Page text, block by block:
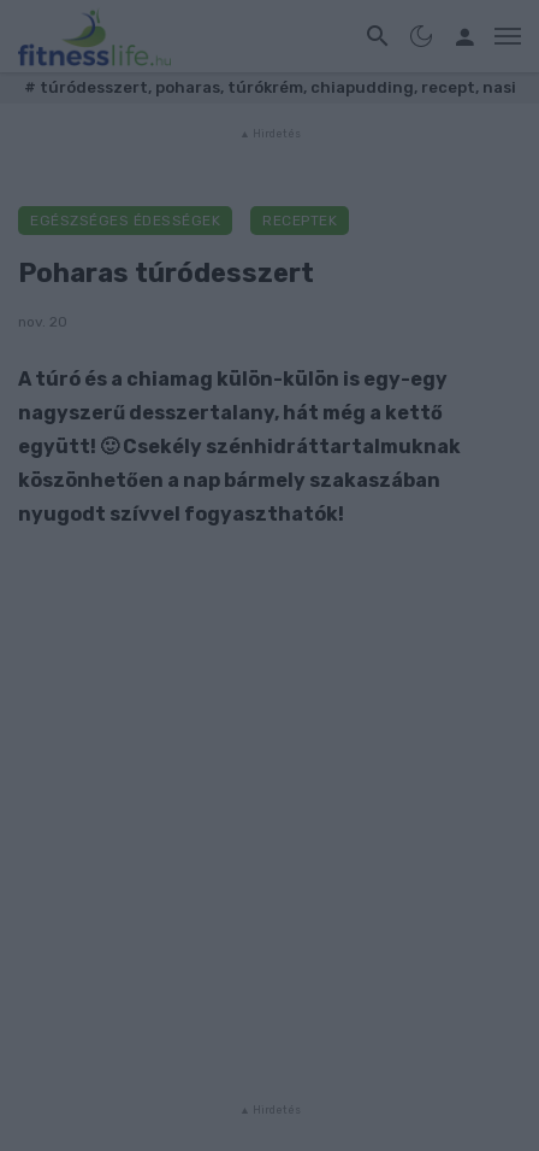
# túródesszert, poharas, túrókrém, chiapudding, recept, nasi
EGÉSZSÉGES ÉDESSÉGEK RECEPTEK
Poharas túródesszert
nov. 20
A túró és a chiamag külön-külön is egy-egy
nagyszerű desszertalany, hát még a kettő
együtt! 🙂 Csekély szénhidráttartalmuknak
köszönhetően a nap bármely szakaszában
nyugodt szívvel fogyaszthatók!